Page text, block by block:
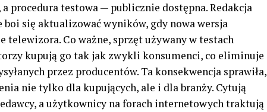
procedura testowa — publicznie dostępna. Redakcja
się aktualizować wyników, gdy nowa wersja
telewizora. Co ważne, sprzęt używany w testach
kupują go tak jak zwykli konsumenci, co eliminuje
przez producentów. Ta konsekwencja sprawiła,
nie tylko dla kupujących, ale i dla branży. Cytują
a użytkownicy na forach internetowych traktują